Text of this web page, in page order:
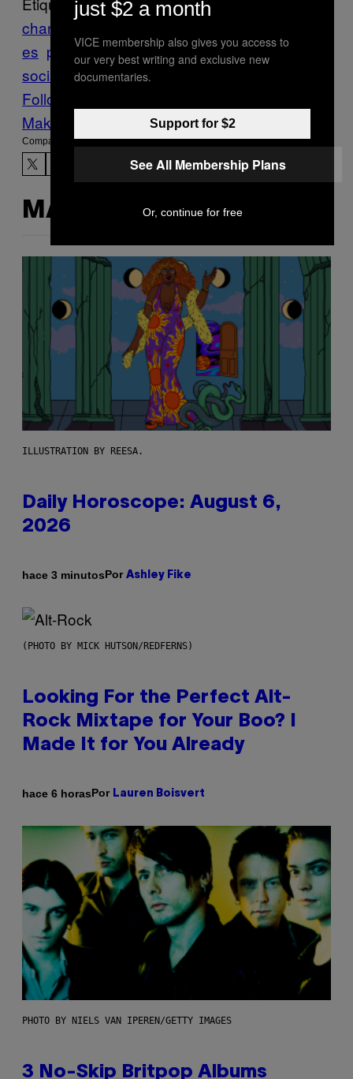
change.org
es protestas redes
sociales revueltas
Follow Us On Discover
Make Us Preferred In Top Stories
Compartir:
MÁS DE LO MISMO
ILLUSTRATION BY REESA.
Daily Horoscope: August 6,
2026
hace 3 minutosPor Ashley Fike
(PHOTO BY MICK HUTSON/REDFERNS)
Looking For the Perfect Alt-
Rock Mixtape for Your Boo? I
Made It for You Already
hace 6 horasPor Lauren Boisvert
PHOTO BY NIELS VAN IPEREN/GETTY IMAGES
3 No-Skip Britpop Albums
just $2 a month
VICE membership also gives you access to
our very best writing and exclusive new
documentaries.
Support for $2
See All Membership Plans
Or, continue for free